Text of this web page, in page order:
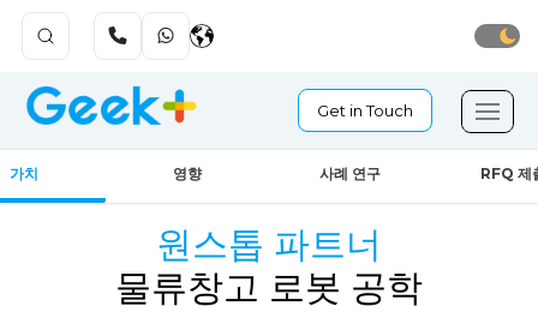
Get in Touch
가치 영향 사례 연구 RFQ 제
Geek+ 라이브 사이트를 방문하세요! 🫴
원스톱 파트너
물류창고 로봇 공학